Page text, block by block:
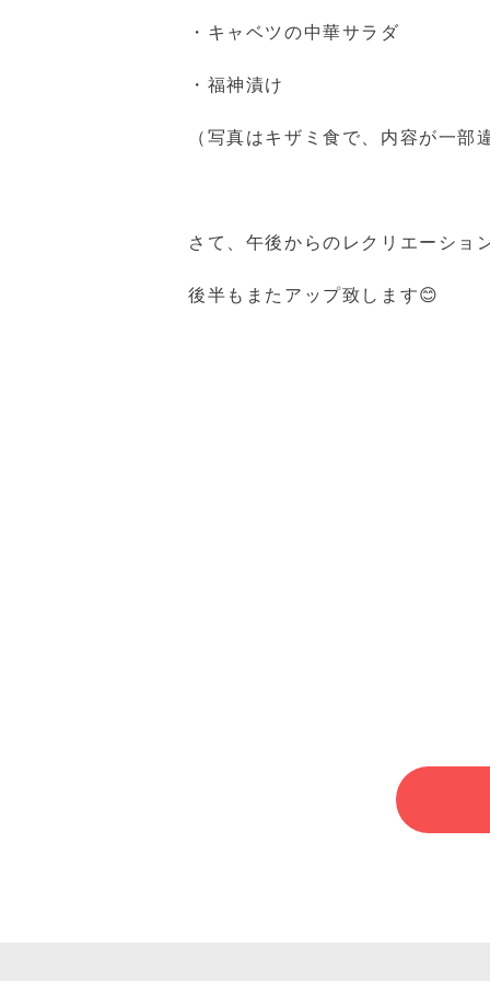
・キャベツの中華サラダ
・福神漬け
（写真はキザミ食で、内容が一部
さて、午後からのレクリエーショ
後半もまたアップ致します😊